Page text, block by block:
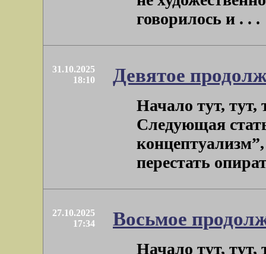
говорилось и . . .
31.10.2025
18:10
Девятое
Начало тут, тут,
Следующая
перестать
27.10.2025
17:34
Восьмое
Начало тут, тут,